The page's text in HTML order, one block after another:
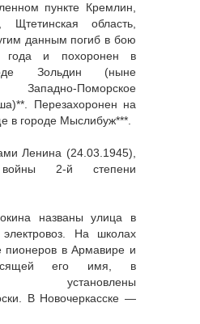
пункте Кремлин,
Щтетинская область,
данным погиб в бою
и похоронен в
Зольдин (ныне
Поморское
Перезахоронен на
в городе Мыслибуж***.
Ленина (24.03.1945),
войны 2-й степени
названы улица в
На школах
в Армавире и
его имя, в
установлены
В Новочеркасске —